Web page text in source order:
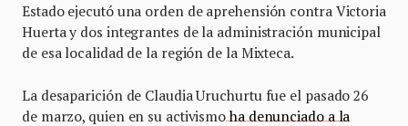
Estado ejecutó una orden de aprehensión contra Victoria
Huerta y dos integrantes de la administración municipal
de esa localidad de la región de la Mixteca.
La desaparición de Claudia Uruchurtu fue el pasado 26
de marzo, quien en su activismo ha denunciado a la